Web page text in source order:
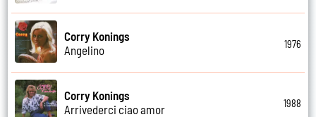
Corry Konings
Angelino
1976
Corry Konings
Arrivederci ciao amor
1988